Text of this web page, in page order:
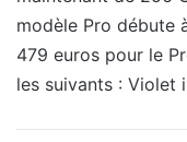
modèle Pro débute
479 euros pour le
les suivants : Violet